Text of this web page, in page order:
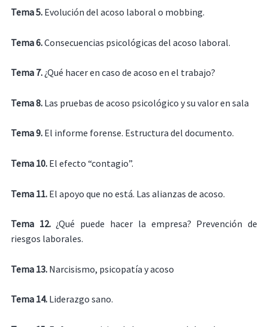
Tema 5. Evolución del acoso laboral o mobbing.
Tema 6.Consecuencias psicológicas del acoso laboral.
Tema 7. ¿Qué hacer en caso de acoso en el trabajo?
Tema 8. Las pruebas de acoso psicológico y su valor en sala
Tema 9.El informe forense. Estructura del documento.
Tema 10.El efecto “contagio”.
Tema 11. El apoyo que no está. Las alianzas de acoso.
Tema 12. ¿Qué puede hacer la empresa? Prevención de
riesgos laborales.
Tema 13. Narcisismo, psicopatía y acoso
Tema 14. Liderazgo sano.